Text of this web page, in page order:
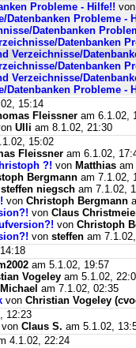
Probleme - Hilfe!!
Datenbanken Probleme -
Datenbanken
Datenbanken
Verzeichnisse/
Datenbanken
Verzeichnisse/
Datenbanken Probleme -
15:14
Fleissner am 6.1.02,
Ulli am 8.1.02, 21:30
15:02
Fleissner am 6.1.02,
?! von Matthias am
Bergmann am 7.1.02,
steffen niegsch am 7.1.02,
von Christoph Bergmann
von Claus
von Christoph
von steffen am
am 5.1.02, 19:57
Vogeley am 5.1.02,
Michael am 7.1.02, 02:35
von Christian Vogeley
12:23
von Claus S. am 5.1.02,
4.1.02, 22:24